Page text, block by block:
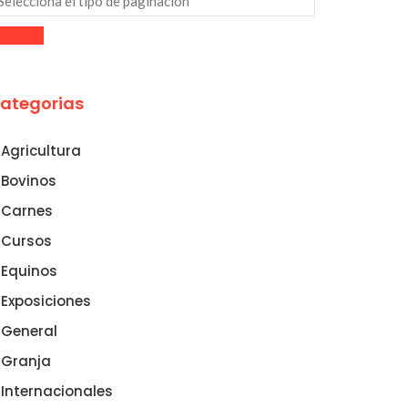
Agricultura
Bovinos
Carnes
Cursos
Equinos
Exposiciones
General
Granja
Internacionales